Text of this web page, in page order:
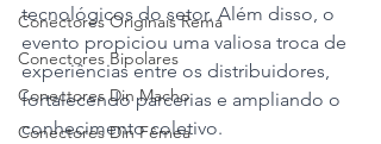
Conectores Originais Rema
Conectores Bipolares
Conectores Din Macho
Conectores Din Fêmea
tecnológicos do setor. Além disso, o
evento propiciou uma valiosa troca de
experiências entre os distribuidores,
fortalecendo parcerias e ampliando o
conhecimento coletivo.